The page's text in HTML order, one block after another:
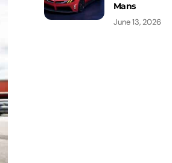
Mans
June 13, 2026